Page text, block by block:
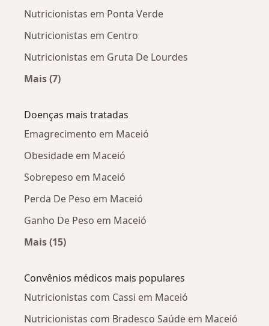
Nutricionistas em Ponta Verde
Nutricionistas em Centro
Nutricionistas em Gruta De Lourdes
Mais (7)
Doenças mais tratadas
Emagrecimento em Maceió
Obesidade em Maceió
Sobrepeso em Maceió
Perda De Peso em Maceió
Ganho De Peso em Maceió
Mais (15)
Convênios médicos mais populares
Nutricionistas com Cassi em Maceió
Nutricionistas com Bradesco Saúde em Maceió